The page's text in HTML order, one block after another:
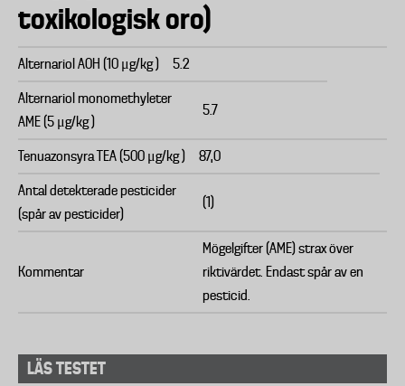
toxikologisk oro)
Alternariol AOH (10 μg/kg ) 5.2
Alternariol monomethyleter
AME (5 μg/kg )
5.7
Tenuazonsyra TEA (500 μg/kg ) 87,0
Antal detekterade pesticider
(spår av pesticider)
(1)
Kommentar
Mögelgifter (AME) strax över
riktivärdet. Endast spår av en
pesticid.
LÄS TESTET